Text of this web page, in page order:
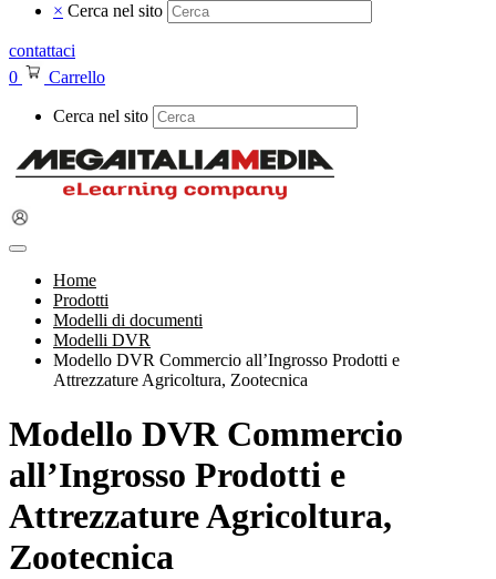
× Cerca nel sito
contattaci
0
Carrello
Cerca nel sito
Home
Prodotti
Modelli di documenti
Modelli DVR
Modello DVR Commercio all’Ingrosso Prodotti e
Attrezzature Agricoltura, Zootecnica
Modello DVR Commercio
all’Ingrosso Prodotti e
Attrezzature Agricoltura,
Zootecnica